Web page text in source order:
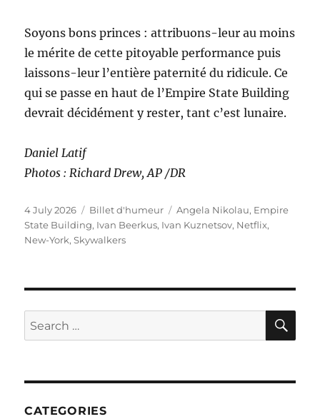
Soyons bons princes : attribuons-leur au moins
le mérite de cette pitoyable performance puis
laissons-leur l’entière paternité du ridicule. Ce
qui se passe en haut de l’Empire State Building
devrait décidément y rester, tant c’est lunaire.
Daniel Latif
Photos : Richard Drew, AP /DR
Posted
on
4 July 2026 Categories
Billet d'humeur Tags
Angela Nikolau, Empire
State Building, Ivan Beerkus, Ivan Kuznetsov, Netflix,
New-York,Skywalkers
Search
for:
CATEGORIES